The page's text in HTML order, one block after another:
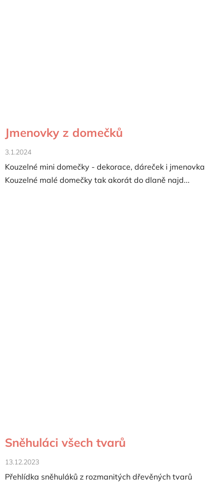
Jmenovky z domečků
3.1.2024
Kouzelné mini domečky - dekorace, dáreček i jmenovka
Kouzelné malé domečky tak akorát do dlaně najd...
Sněhuláci všech tvarů
13.12.2023
Přehlídka sněhuláků z rozmanitých dřevěných tvarů